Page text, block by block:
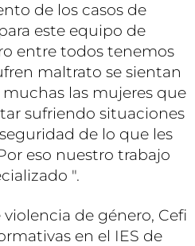
de los casos de
este equipo de
entre todos tenemos
maltrato se sientan
las mujeres que
sufriendo situaciones
de lo que les
eso nuestro trabajo
".
de género, Cefi
en el IES de